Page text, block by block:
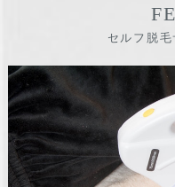
セルフ脱